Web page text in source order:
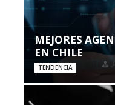
MEJORES
EN CHILE
TENDENCIA